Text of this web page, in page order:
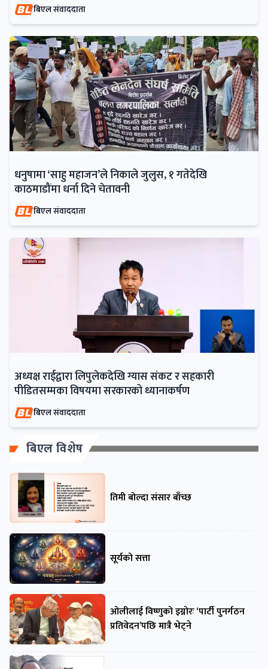
बिएल संवाददाता
धनुषामा ‘साहु महाजन’ले निकाले जुलुस, १ गतेदेखि
काठमाडौंमा धर्ना दिने चेतावनी
बिएल संवाददाता
अध्यक्ष राईद्वारा लिपुलेकदेखि ग्यास संकट र सहकारी
पीडितसम्मका विषयमा सरकारको ध्यानाकर्षण
बिएल संवाददाता
बिएल विशेष
तिमी बोल्दा संसार बाँच्छ
सूर्यको सत्ता
ओलीलाई विष्णुको इग्नोरः ‘पार्टी पुनर्गठन
प्रतिवेदन’पछि मात्रै भेट्ने